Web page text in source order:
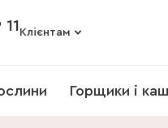
Клієнтам
Горщики і